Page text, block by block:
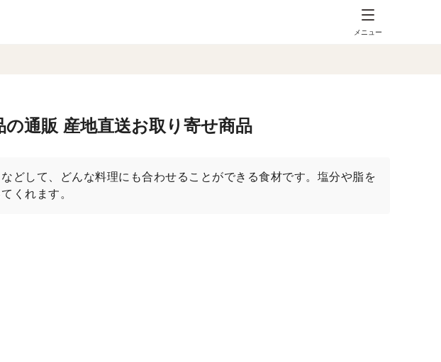
メニュー
通販 産地直送お取り寄せ商品
どして、どんな料理にも合わせることができる食材です。塩分や脂を
くれます。